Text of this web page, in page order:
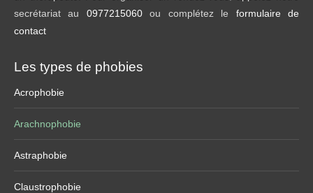
secrétariat au 0977215060ou complétez le formulaire de
contact
Les types de phobies
Acrophobie
Arachnophobie
Astraphobie
Claustrophobie